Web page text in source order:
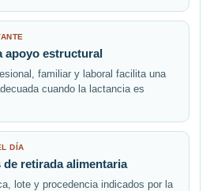
apoyo estructural
familiar y laboral facilita una
cuando la lactancia es
DÍA
retirada alimentaria
lote y procedencia indicados por la